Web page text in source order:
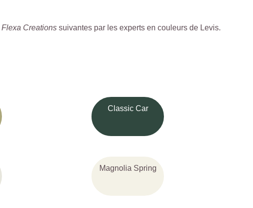
Flexa Creations suivantes par les experts en couleurs de Levis.
Classic Car
Magnolia Spring